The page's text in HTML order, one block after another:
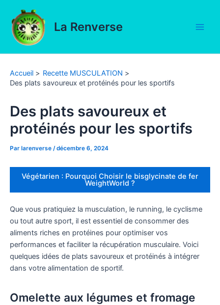
contenu
La Renverse
Accueil
Recette MUSCULATION
Des plats savoureux et protéinés pour les sportifs
Des plats savoureux et
protéinés pour les sportifs
Par larenverse /décembre 6, 2024
Végétarien : Pourquoi Choisir le bisglycinate de fer
WeightWorld ?
Que vous pratiquiez la musculation, le running, le cyclisme
ou tout autre sport, il est essentiel de consommer des
aliments riches en protéines pour optimiser vos
performances et faciliter la récupération musculaire. Voici
quelques idées de plats savoureux et protéinés à intégrer
dans votre alimentation de sportif.
Omelette aux légumes et fromage